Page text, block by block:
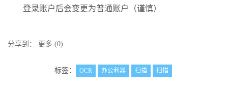
登录账户后会变更为普通账户（谨慎）
分享到： 更多 (0)
标签： OCR 办公利器 扫描 扫描